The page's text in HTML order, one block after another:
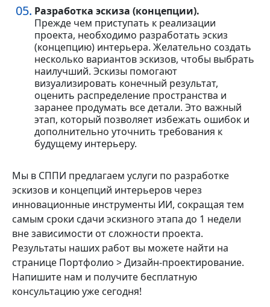
Разработка эскиза (концепции).
Прежде чем приступать к реализации
проекта, необходимо разработать эскиз
(концепцию) интерьера. Желательно создать
несколько вариантов эскизов, чтобы выбрать
наилучший. Эскизы помогают
визуализировать конечный результат,
оценить распределение пространства и
заранее продумать все детали. Это важный
этап, который позволяет избежать ошибок и
дополнительно уточнить требования к
будущему интерьеру.
Мы в СППИ предлагаем услуги по разработке
эскизов и концепций интерьеров через
инновационные инструменты ИИ, сокращая тем
самым сроки сдачи эскизного этапа до 1 недели
вне зависимости от сложности проекта.
Результаты наших работ вы можете найти на
странице Портфолио > Дизайн-проектирование.
Напишите нам и получите бесплатную
консультацию уже сегодня!